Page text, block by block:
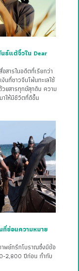
ธ์แต้จิ๋วใน Dear
สารในอดีตที่เรียกว่า
นที่ชาวจีนโพ้นทะเลใช้
ยสารทุกข์สุกดิบ ความ
ให้มีชีวิตที่ดีขึ้น
ซ่อนความหมาย
าพย์กรีกโบราณซึ่งมีข้อ
2,800 ปีก่อน กำกับ